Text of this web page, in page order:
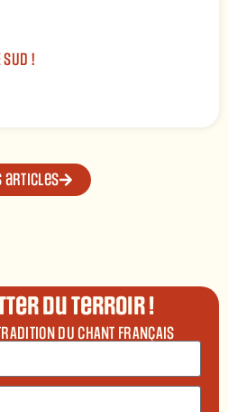
SUD !
articles
du terroir !
DU CHANT FRANÇAIS